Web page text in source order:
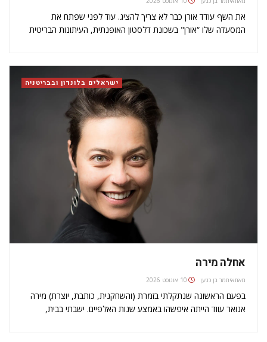
את השף עודד אורן כבר לא צריך להציג. עוד לפני שפתח את
המסעדה שלו “אורן" בשכונת דלסטון האופנתית, העיתונות הבריטית
ישראלים בלונדון ובבריטניה
אחלה מירה
מאתאיתמר בן כנען 10 אוגוסט 2026
בפעם הראשונה שנתקלתי בזמרת (והשחקנית, כותבת, יוצרת) מירה
אנואר עווד הייתה איפשהו באמצע שנות האלפיים. ישבתי בבית,